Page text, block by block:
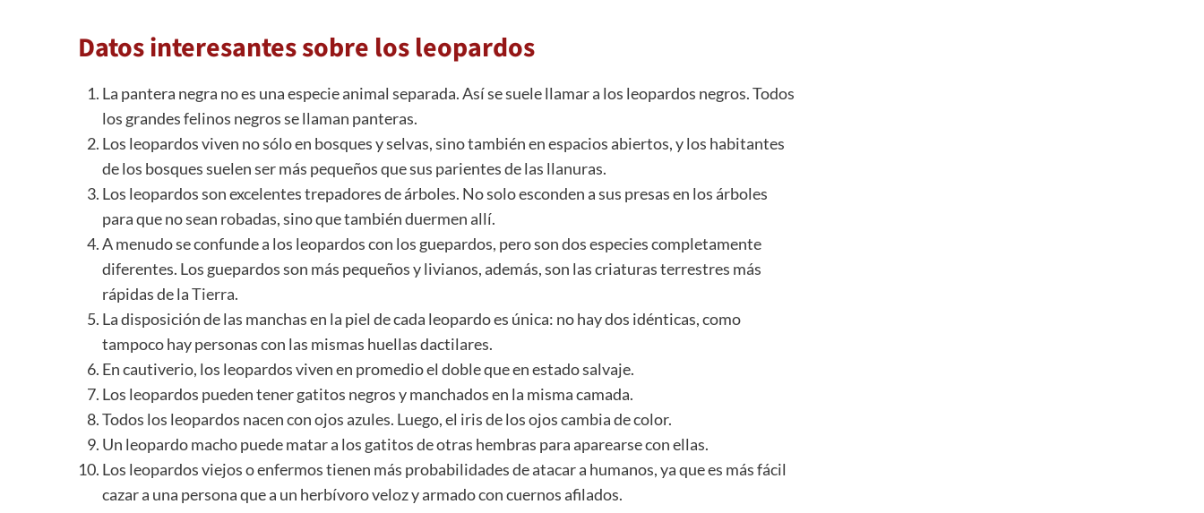
Datos interesantes sobre los leopardos
La pantera negra no es una especie animal separada. Así se suele llamar a los leopardos negros. Todos
los grandes felinos negros se llaman panteras.
Los leopardos viven no sólo en bosques y selvas, sino también en espacios abiertos, y los habitantes
de los bosques suelen ser más pequeños que sus parientes de las llanuras.
Los leopardos son excelentes trepadores de árboles. No solo esconden a sus presas en los árboles
para que no sean robadas, sino que también duermen allí.
A menudo se confunde a los leopardos con los guepardos, pero son dos especies completamente
diferentes. Los guepardos son más pequeños y livianos, además, son las criaturas terrestres más
rápidas de laTierra.
La disposición de las manchas en la piel de cada leopardo es única: no hay dos idénticas, como
tampoco hay personas con las mismas huellas dactilares.
En cautiverio, los leopardos viven en promedio el doble que en estado salvaje.
Los leopardos pueden tener gatitos negros y manchados en la misma camada.
Todos los leopardos nacen con ojos azules. Luego, el iris de los ojos cambia de color.
Un leopardo macho puede matar a los gatitos de otras hembras para aparearse con ellas.
Los leopardos viejos o enfermos tienen más probabilidades de atacar a humanos, ya que es más fácil
cazar a una persona que a un herbívoro veloz y armado con cuernos afilados.